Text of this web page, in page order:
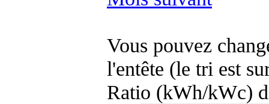
Vous pouvez
l'entête (le tri est
Ratio (kWh/kWc)